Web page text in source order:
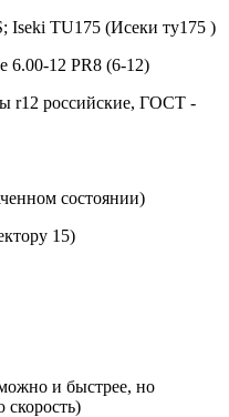
Iseki TU175 (Исеки ту175 )
12 PR8 (6-12)
r12 российские, ГОСТ -
состоянии)
15)
и быстрее, но
скорость)